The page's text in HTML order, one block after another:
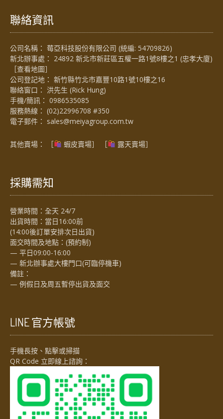
聯絡資訊
公司名稱： 莓亞科技股份有限公司 (統編: 54709826)
新北辦事處： 24892 新北市新莊區五權一路1號8樓之1 (忠孝大廈)
［查看地圖］
公司登記地： 新竹縣竹北市嘉豐10路1號10樓之16
聯絡窗口： 洪先生 (Rick Hung)
手機/簡訊： 0986535085
服務熱線： (02)22996708 #350
電子郵件： sales@meiyagroup.com.tw
其他賣場： ［ 蝦皮賣場］ ［ 露天賣場］
採購需知
營業時間：全天 24/7
出貨時間：當日16:00前
(14:00後訂單安排次日出貨)
面交時間及地點：(預約制)
— 平日09:00-16:00
— 新北辦事處大樓門口(可臨停機車)
備註：
— 例假日及周五暫停出貨及面交
LINE 官方帳號
手機長按、點擊或掃描
QR Code 立即線上諮詢：